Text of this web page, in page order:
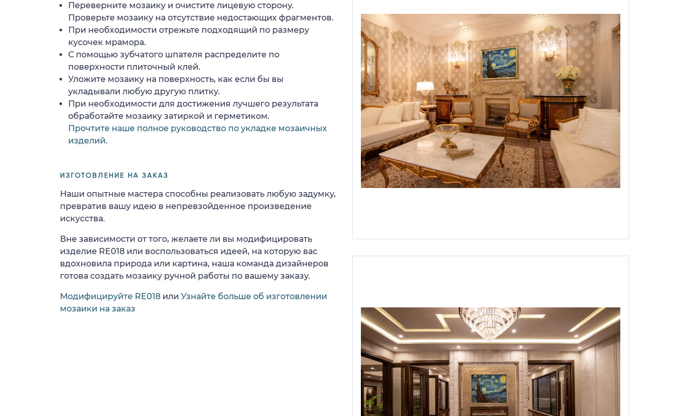
Переверните мозаику и очистите лицевую сторону.
Проверьте мозаику на отсутствие недостающих фрагментов.
При необходимости отрежьте подходящий по размеру
кусочек мрамора.
С помощью зубчатого шпателя распределите по
поверхности плиточный клей.
Уложите мозаику на поверхность, как если бы вы
укладывали любую другую плитку.
При необходимости для достижения лучшего результата
обработайте мозаику затиркой и герметиком.
Прочтите наше полное руководство по укладке мозаичных
изделий.
ИЗГОТОВЛЕНИЕ НА ЗАКАЗ
Наши опытные мастера способны реализовать любую задумку,
превратив вашу идею в непревзойденное произведение
искусства.
Вне зависимости от того, желаете ли вы модифицировать
изделие RE018 или воспользоваться идеей, на которую вас
вдохновила природа или картина, наша команда дизайнеров
готова создать мозаику ручной работы по вашему заказу.
Модифицируйте RE018 или Узнайте больше об изготовлении
мозаики на заказ